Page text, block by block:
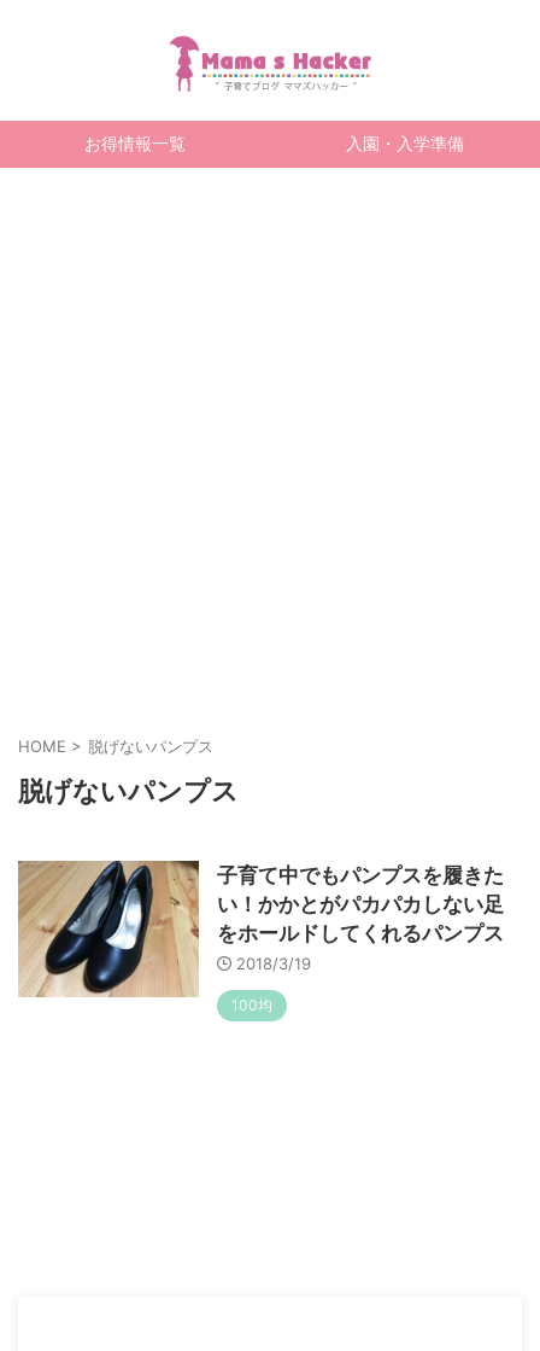
お得情報一覧 入園・入学準備
HOME > 脱げないパンプス
脱げないパンプス
子育て中でもパンプスを履きた
い！かかとがパカパカしない足
をホールドしてくれるパンプス
2018/3/19
100均